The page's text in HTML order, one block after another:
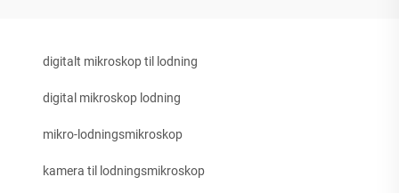
digitalt mikroskop til lodning
digital mikroskop lodning
mikro-lodningsmikroskop
kamera til lodningsmikroskop